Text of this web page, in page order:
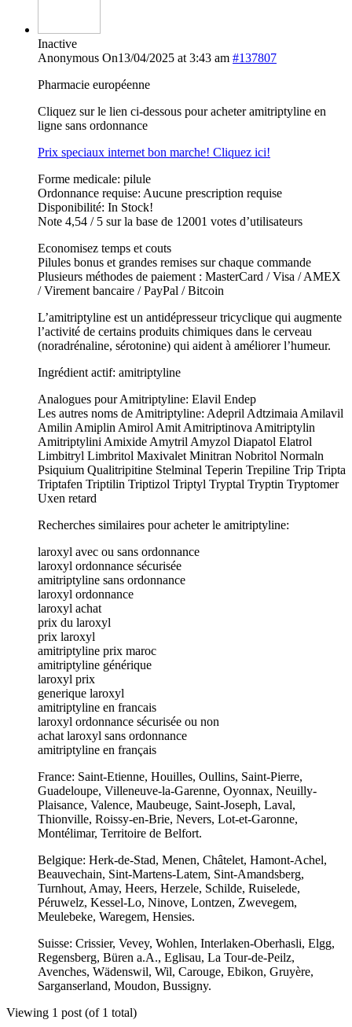
Inactive
Anonymous On13/04/2025 at 3:43 am #137807
Pharmacie européenne
Cliquez sur le lien ci-dessous pour acheter amitriptyline en
ligne sans ordonnance
Prix speciaux internet bon marche! Cliquez ici!
Forme medicale: pilule
Ordonnance requise: Aucune prescription requise
Disponibilité: In Stock!
Note 4,54 / 5 sur la base de 12001 votes d’utilisateurs
Economisez temps et couts
Pilules bonus et grandes remises sur chaque commande
Plusieurs méthodes de paiement : MasterCard / Visa / AMEX
/ Virement bancaire / PayPal / Bitcoin
L’amitriptyline est un antidépresseur tricyclique qui augmente
l’activité de certains produits chimiques dans le cerveau
(noradrénaline, sérotonine) qui aident à améliorer l’humeur.
Ingrédient actif: amitriptyline
Analogues pour Amitriptyline: Elavil Endep
Les autres noms de Amitriptyline: Adepril Adtzimaia Amilavil
Amilin Amiplin Amirol Amit Amitriptinova Amitriptylin
Amitriptylini Amixide Amytril Amyzol Diapatol Elatrol
Limbitryl Limbritol Maxivalet Minitran Nobritol Normaln
Psiquium Qualitripitine Stelminal Teperin Trepiline Trip Tripta
Triptafen Triptilin Triptizol Triptyl Tryptal Tryptin Tryptomer
Uxen retard
Recherches similaires pour acheter le amitriptyline:
laroxyl avec ou sans ordonnance
laroxyl ordonnance sécurisée
amitriptyline sans ordonnance
laroxyl ordonnance
laroxyl achat
prix du laroxyl
prix laroxyl
amitriptyline prix maroc
amitriptyline générique
laroxyl prix
generique laroxyl
amitriptyline en francais
laroxyl ordonnance sécurisée ou non
achat laroxyl sans ordonnance
amitriptyline en français
France: Saint-Etienne, Houilles, Oullins, Saint-Pierre,
Guadeloupe, Villeneuve-la-Garenne, Oyonnax, Neuilly-
Plaisance, Valence, Maubeuge, Saint-Joseph, Laval,
Thionville, Roissy-en-Brie, Nevers, Lot-et-Garonne,
Montélimar, Territoire de Belfort.
Belgique: Herk-de-Stad, Menen, Châtelet, Hamont-Achel,
Beauvechain, Sint-Martens-Latem, Sint-Amandsberg,
Turnhout, Amay, Heers, Herzele, Schilde, Ruiselede,
Péruwelz, Kessel-Lo, Ninove, Lontzen, Zwevegem,
Meulebeke, Waregem, Hensies.
Suisse: Crissier, Vevey, Wohlen, Interlaken-Oberhasli, Elgg,
Regensberg, Büren a.A., Eglisau, La Tour-de-Peilz,
Avenches, Wädenswil, Wil, Carouge, Ebikon, Gruyère,
Sarganserland, Moudon, Bussigny.
Viewing 1 post (of 1 total)